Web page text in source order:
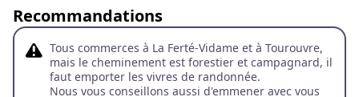
Recommandations
Tous commerces à La Ferté-Vidame et à Tourouvre,
mais le cheminement est forestier et campagnard, il
faut emporter les vivres de randonnée.
Nous vous conseillons aussi d'emmener avec vous